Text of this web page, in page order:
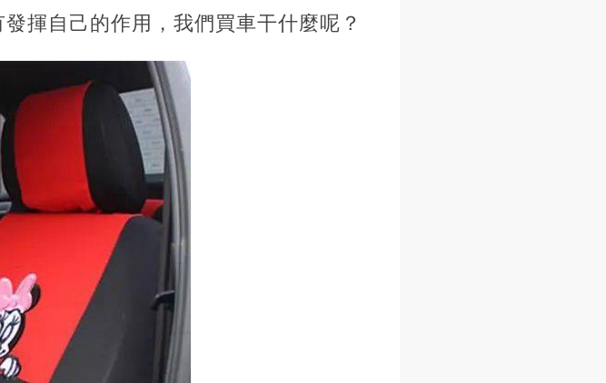
揮自己的作用，我們買車干什麼呢？